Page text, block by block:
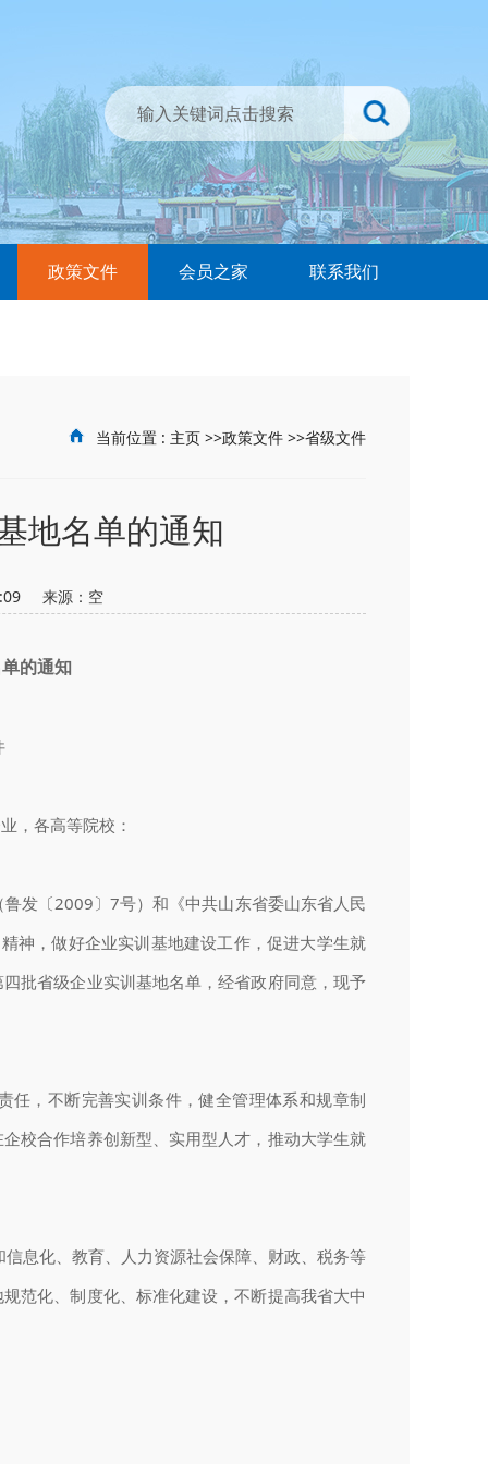
政策文件 会员之家 联系我们
当前位置 : 主页 >>政策文件 >>省级文件
地名单的通知
来源： 空
的通知
，各高等院校：
发〔2009〕7号）和《中共山东省委山东省人民
神，做好企业实训基地建设工作，促进大学生就
批省级企业实训基地名单，经省政府同意，现予
，不断完善实训条件，健全管理体系和规章制
校合作培养创新型、实用型人才，推动大学生就
息化、教育、人力资源社会保障、财政、税务等
范化、制度化、标准化建设，不断提高我省大中